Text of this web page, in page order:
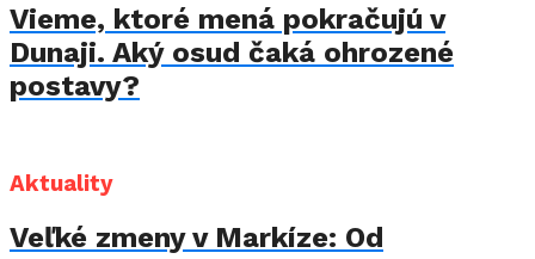
Vieme, ktoré mená pokračujú v
Dunaji. Aký osud čaká ohrozené
postavy?
Aktuality
Veľké zmeny v Markíze: Od